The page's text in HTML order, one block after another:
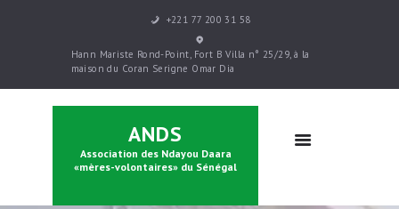
+221 77 200 31 58
Hann Mariste Rond-Point, Fort B Villa n° 25/29, à la
maison du Coran Serigne Omar Dia
ANDS
Association des Ndayou Daara
«mères-volontaires» du Sénégal
PRÉSENTATION
PARRAINAGE
CONTACTS
BOUTIQUE